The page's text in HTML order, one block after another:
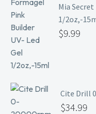
Mia
1/2oz,-
$9.99
Cite Drill
$34.99